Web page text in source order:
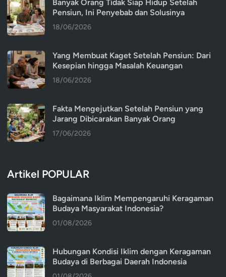
Banyak Orang Tidak Siap Hidup Setelah
Pensiun, Ini Penyebab dan Solusinya
18/06/2026
Yang Membuat Kaget Setelah Pensiun: Dari
Kesepian hingga Masalah Keuangan
18/06/2026
Fakta Mengejutkan Setelah Pensiun yang
Jarang Dibicarakan Banyak Orang
17/06/2026
Artikel POPULAR
Bagaimana Iklim Mempengaruhi Keragaman
Budaya Masyarakat Indonesia?
01/08/2026
Hubungan Kondisi Iklim dengan Keragaman
Budaya di Berbagai Daerah Indonesia